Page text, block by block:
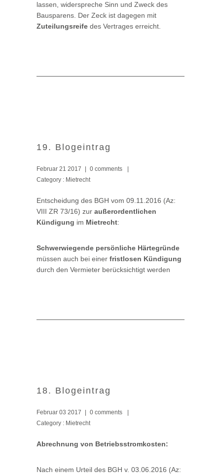
lassen, widerspreche Sinn und Zweck des
Bausparens. Der Zeck ist dagegen mit
Zuteilungsreife des Vertrages erreicht.
19. Blogeintrag
Februar 21 2017 0 comments
Category : Mietrecht
Entscheidung des BGH vom 09.11.2016 (Az:
VIII ZR 73/16) zur außerordentlichen
Kündigung im Mietrecht:
Schwerwiegende persönliche Härtegründe
müssen auch bei einer fristlosen Kündigung
durch den Vermieter berücksichtigt werden
18. Blogeintrag
Februar 03 2017 0 comments
Category : Mietrecht
Abrechnung von Betriebsstromkosten:
Nach einem Urteil des BGH v. 03.06.2016 (Az: